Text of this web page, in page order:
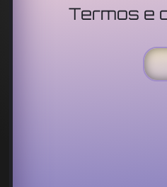
Termos e